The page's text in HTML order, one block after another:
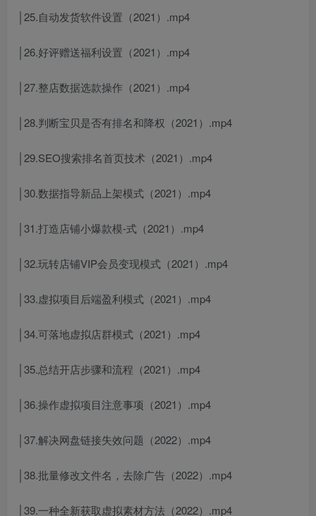
│25.自动发货软件设置（2021）.mp4
│26.好评赠送福利设置（2021）.mp4
│27.整店数据选款操作（2021）.mp4
│28.判断宝贝是否有排名和降权（2021）.mp4
│29.SEO搜索排名首页技术（2021）.mp4
│30.数据指导新品上架模式（2021）.mp4
│31.打造店铺小爆款模-式（2021）.mp4
│32.玩转店铺VIP会员变现模式（2021）.mp4
│33.虚拟项目后端盈利模式（2021）.mp4
│34.可落地虚拟店群模式（2021）.mp4
│35.总结开店步骤和流程（2021）.mp4
│36.操作虚拟项目注意事项（2021）.mp4
│37.解决网盘链接失效问题（2022）.mp4
│38.批量修改文件名，去除广告（2022）.mp4
│39.一种全新获取虚拟素材方法（2022）.mp4